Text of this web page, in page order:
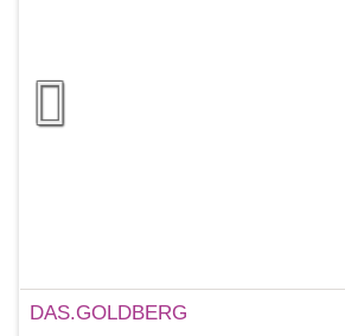
DAS.GOLDBERG